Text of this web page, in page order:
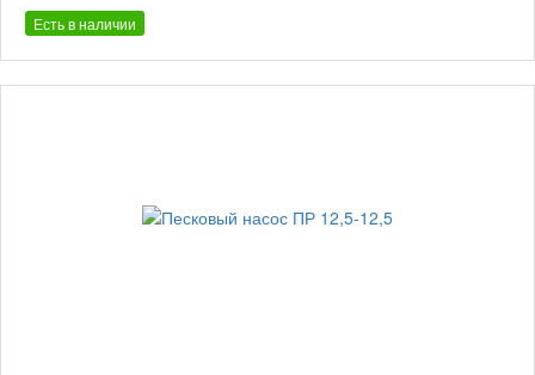
Есть в наличии